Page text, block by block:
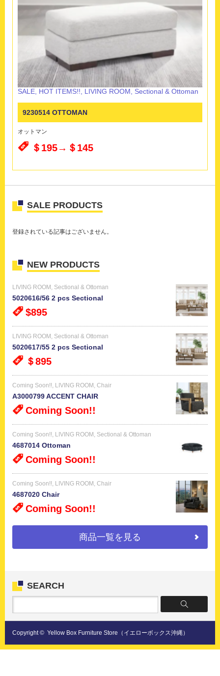
SALE HOT ITEMS!! LIVING ROOM Sectional & Ottoman
9230514 OTTOMAN
オットマン
＄195→＄145
SALE PRODUCTS
登録されている記事はございません。
NEW PRODUCTS
LIVING ROOM , Sectional & Ottoman
5020616/56 2 pcs Sectional
$895
LIVING ROOM , Sectional & Ottoman
5020617/55 2 pcs Sectional
＄895
Coming Soon!!, LIVING ROOM , Chair
A3000799 ACCENT CHAIR
Coming Soon!!
Coming Soon!!, LIVING ROOM , Sectional & Ottoman
4687014 Ottoman
Coming Soon!!
Coming Soon!!, LIVING ROOM , Chair
4687020 Chair
Coming Soon!!
商品一覧を見る
SEARCH
Copyright © Yellow Box Furniture Store（イエローボックス沖縄）